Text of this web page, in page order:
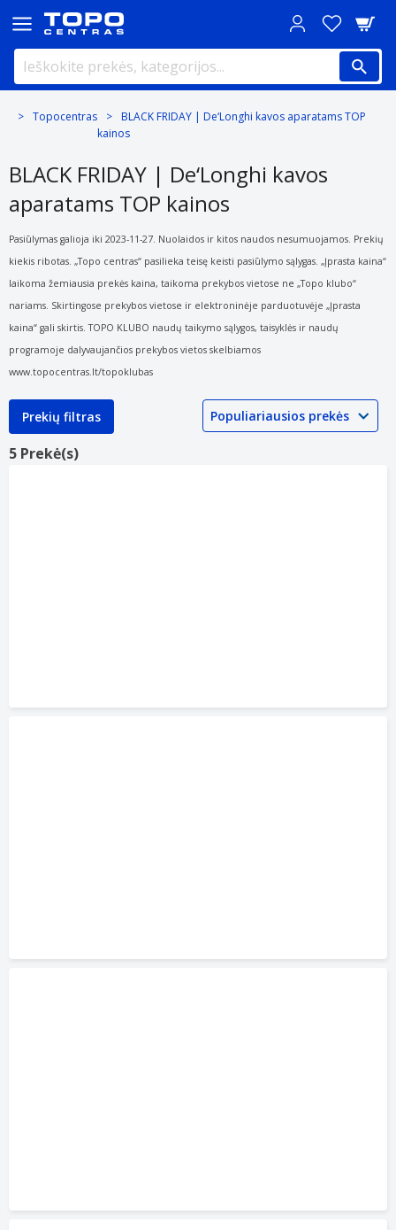
Topocentras
BLACK FRIDAY | De‘Longhi kavos aparatams TOP
kainos
BLACK FRIDAY | De‘Longhi kavos
aparatams TOP kainos
Pasiūlymas galioja iki 2023-11-27. Nuolaidos ir kitos naudos nesumuojamos. Prekių
kiekis ribotas. „Topo centras“ pasilieka teisę keisti pasiūlymo sąlygas. „Įprasta kaina“
laikoma žemiausia prekės kaina, taikoma prekybos vietose ne „Topo klubo“
nariams. Skirtingose prekybos vietose ir elektroninėje parduotuvėje „Įprasta
kaina“ gali skirtis. TOPO KLUBO naudų taikymo sąlygos, taisyklės ir naudų
programoje dalyvaujančios prekybos vietos skelbiamos
www.topocentras.lt/topoklubas
Prekių filtras
5 Prekė(s)